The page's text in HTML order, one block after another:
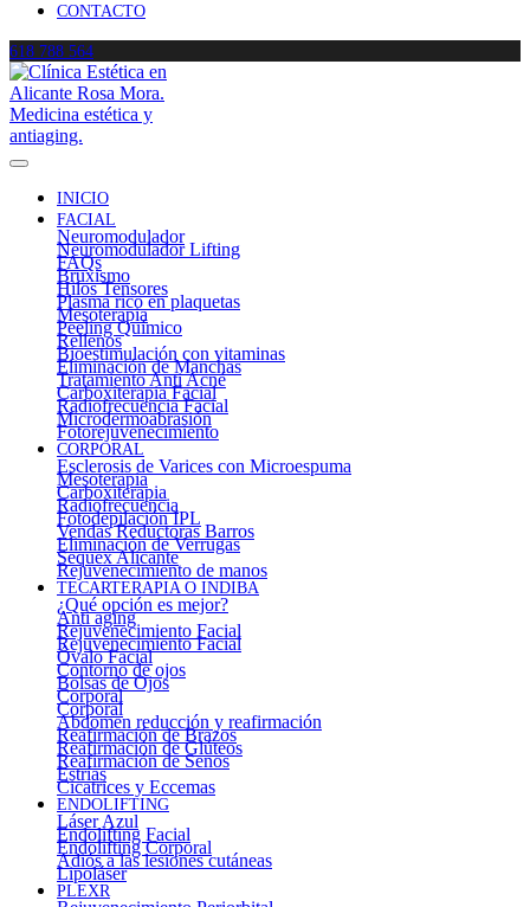
CONTACTO
618 788 564
INICIO
FACIAL
Neuromodulador
Neuromodulador Lifting
FAQs
Bruxismo
Hilos Tensores
Plasma rico en plaquetas
Mesoterapia
Peeling Químico
Rellenos
Bioestimulación con vitaminas
Eliminación de Manchas
Tratamiento Anti Acné
Carboxiterapia Facial
Radiofrecuencia Facial
Microdermoabrasión
Fotorejuvenecimiento
CORPORAL
Esclerosis de Varices con Microespuma
Mesoterapia
Carboxiterapia
Radiofrecuencia
Fotodepilación IPL
Vendas Reductoras Barros
Eliminación de Verrugas
Sequex Alicante
Rejuvenecimiento de manos
TECARTERAPIA O INDIBA
¿Qué opción es mejor?
Anti aging
Rejuvenecimiento Facial
Rejuvenecimiento Facial
Óvalo Facial
Contorno de ojos
Bolsas de Ojos
Corporal
Corporal
Abdomen reducción y reafirmación
Reafirmación de Brazos
Reafirmación de Glúteos
Reafirmación de Senos
Estrías
Cicatrices y Eccemas
ENDOLIFTING
Láser Azul
Endolifting Facial
Endolifting Corporal
Adiós a las lesiones cutáneas
Lipoláser
PLEXR